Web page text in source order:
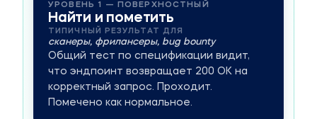
УРОВЕНЬ 1 — ПОВЕРХНОСТНЫЙ
Найти и пометить
ТИПИЧНЫЙ РЕЗУЛЬТАТ ДЛЯ
сканеры, фрилансеры, bug bounty
Общий тест по спецификации видит,
что эндпоинт возвращает 200 OK на
корректный запрос. Проходит.
Помечено как нормальное.